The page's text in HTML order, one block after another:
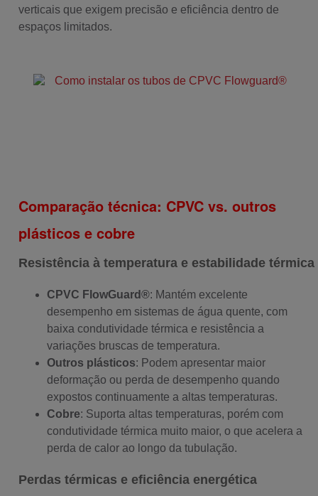
verticais que exigem precisão e eficiência dentro de
espaços limitados.
Comparação técnica: CPVC vs. outros
plásticos e cobre
Resistência à temperatura e estabilidade térmica
CPVC FlowGuard®: Mantém excelente
desempenho em sistemas de água quente, com
baixa condutividade térmica e resistência a
variações bruscas de temperatura.
Outros plásticos: Podem apresentar maior
deformação ou perda de desempenho quando
expostos continuamente a altas temperaturas.
Cobre: Suporta altas temperaturas, porém com
condutividade térmica muito maior, o que acelera a
perda de calor ao longo da tubulação.
Perdas térmicas e eficiência energética